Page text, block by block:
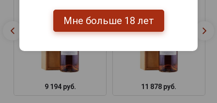
9 194 руб. 11 878 руб.
Мне больше 18 лет